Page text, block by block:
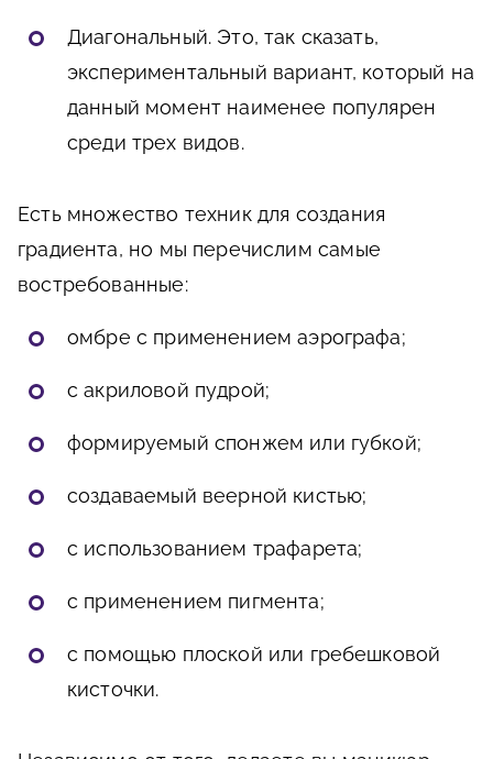
Диагональный. Это, так сказать,
экспериментальный вариант, который на
данный момент наименее популярен
среди трех видов.
Есть множество техник для создания
градиента, но мы перечислим самые
востребованные:
омбре с применением аэрографа;
с акриловой пудрой;
формируемый спонжем или губкой;
создаваемый веерной кистью;
с использованием трафарета;
с применением пигмента;
с помощью плоской или гребешковой
кисточки.